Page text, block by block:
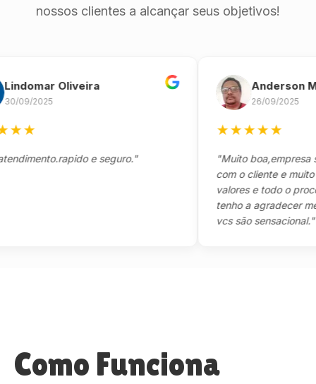
nossos clientes a alcançar seus objetivos!
Oliveira
2025
e seguro."
Anderson
26/09/2025
★★★
"Muito boa,empresa séria
com o cliente e muito
valores e todo o processo
tenho a agradecer
vcs são sensacional."
Como Funciona